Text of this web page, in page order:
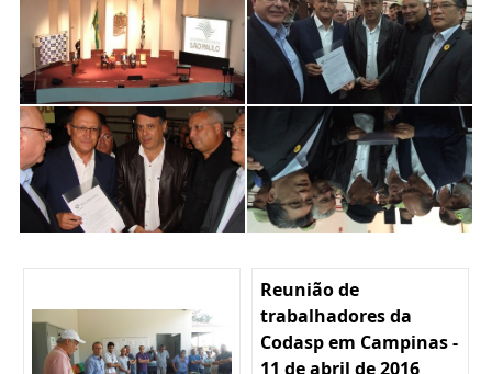
Reunião de
trabalhadores da
Codasp em Campinas -
11 de abril de 2016